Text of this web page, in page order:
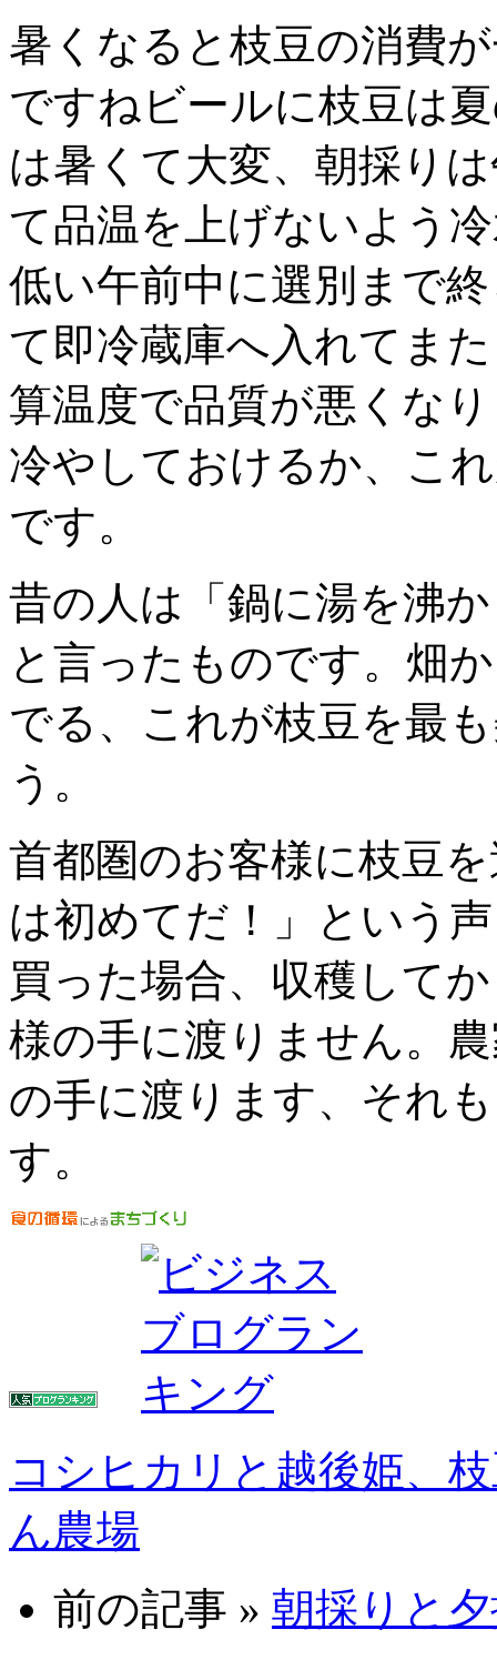
暑くなると枝豆の消費
ですねビールに枝豆は
は暑くて大変、朝採り
て品温を上げないよう
低い午前中に選別まで
て即冷蔵庫へ入れてま
算温度で品質が悪くな
冷やしておけるか、こ
です。
昔の人は「鍋に湯を沸
と言ったものです。畑
でる、これが枝豆を最
う。
首都圏のお客様に枝豆
は初めてだ！」という
買った場合、収穫して
様の手に渡りません。
の手に渡ります、それ
す。
コシヒカリと越後姫、
ん農場
前の記事 » 朝採りと